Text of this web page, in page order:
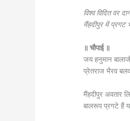
विश्व विदित वर
मैंहदीपुर में प्रगट
॥ चौपाई ॥
जय हनुमान
प्रेतराज भैरव
मैंहदीपुर अवतार
बालरूप प्रगटे हैं